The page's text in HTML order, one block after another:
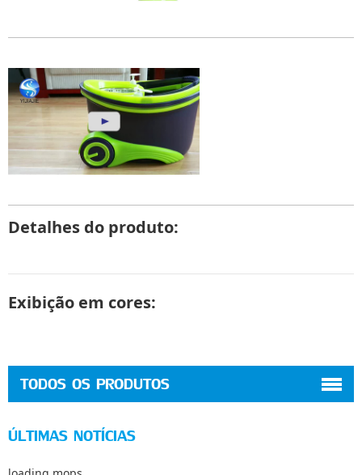
Detalhes do produto:
Exibição em cores:
TODOS OS PRODUTOS
ÚLTIMAS NOTÍCIAS